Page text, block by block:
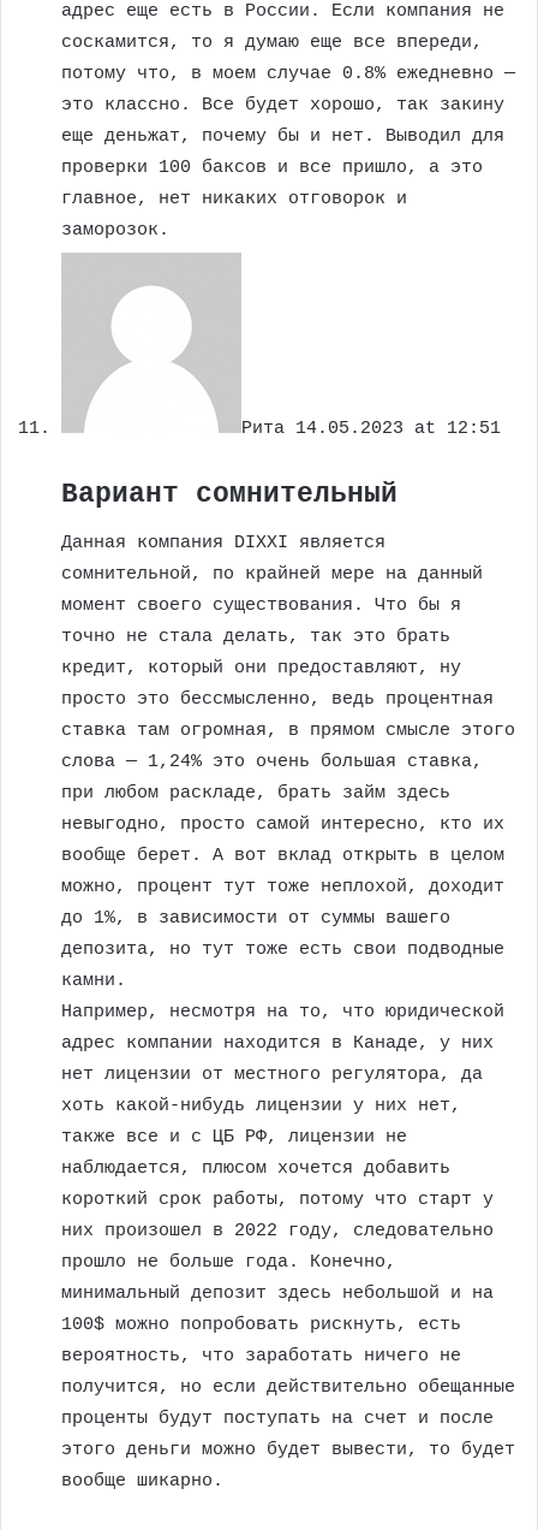
адрес еще есть в России. Если компания не
соскамится, то я думаю еще все впереди,
потому что, в моем случае 0.8% ежедневно —
это классно. Все будет хорошо, так закину
еще деньжат, почему бы и нет. Выводил для
проверки 100 баксов и все пришло, а это
главное, нет никаких отговорок и
заморозок.
Рита 14.05.2023 at 12:51
Вариант сомнительный
Данная компания DIXXI является
сомнительной, по крайней мере на данный
момент своего существования. Что бы я
точно не стала делать, так это брать
кредит, который они предоставляют, ну
просто это бессмысленно, ведь процентная
ставка там огромная, в прямом смысле этого
слова — 1,24% это очень большая ставка,
при любом раскладе, брать займ здесь
невыгодно, просто самой интересно, кто их
вообще берет. А вот вклад открыть в целом
можно, процент тут тоже неплохой, доходит
до 1%, в зависимости от суммы вашего
депозита, но тут тоже есть свои подводные
камни.
Например, несмотря на то, что юридической
адрес компании находится в Канаде, у них
нет лицензии от местного регулятора, да
хоть какой-нибудь лицензии у них нет,
также все и с ЦБ РФ, лицензии не
наблюдается, плюсом хочется добавить
короткий срок работы, потому что старт у
них произошел в 2022 году, следовательно
прошло не больше года. Конечно,
минимальный депозит здесь небольшой и на
100$ можно попробовать рискнуть, есть
вероятность, что заработать ничего не
получится, но если действительно обещанные
проценты будут поступать на счет и после
этого деньги можно будет вывести, то будет
вообще шикарно.